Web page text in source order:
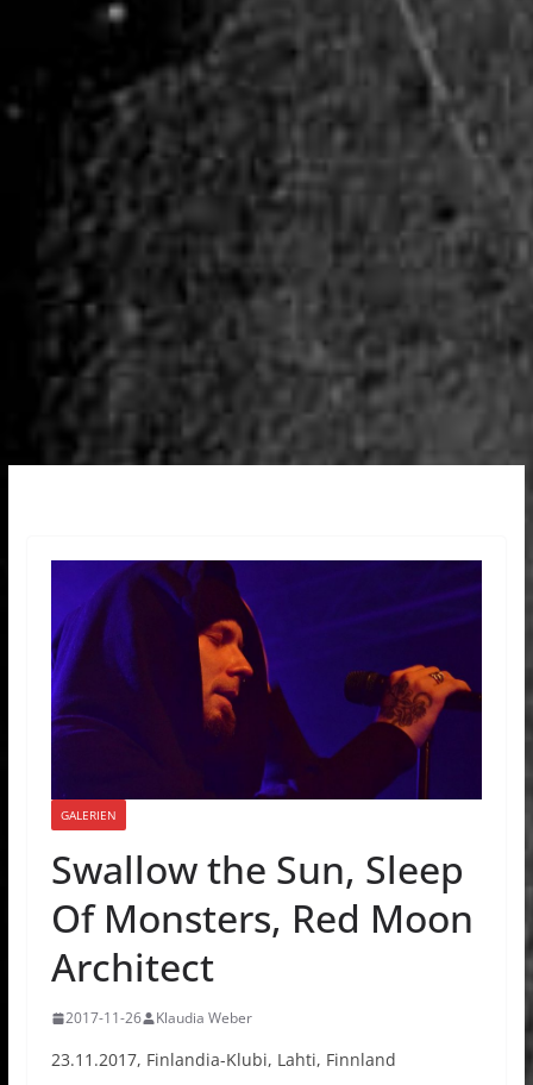
GALERIEN
Swallow the Sun, Sleep
Of Monsters, Red Moon
Architect
2017-11-26 Klaudia Weber
23.11.2017, Finlandia-Klubi, Lahti, Finnland